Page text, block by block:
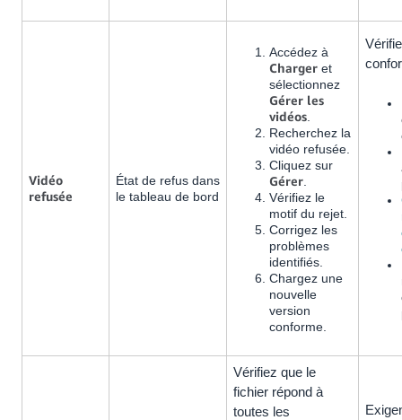
Vidéo
refusée
État de refus dans
le tableau de bord
Accédez à
Chargeret
sélectionnez
Gérer les
vidéos.
Recherchez la
vidéo refusée.
Cliquez sur
Gérer.
Vérifiez le
motif du rejet.
Corrigez les
problèmes
identifiés.
Chargez une
nouvelle
version
conforme.
Vérifiez que le
fichier répond à
toutes les